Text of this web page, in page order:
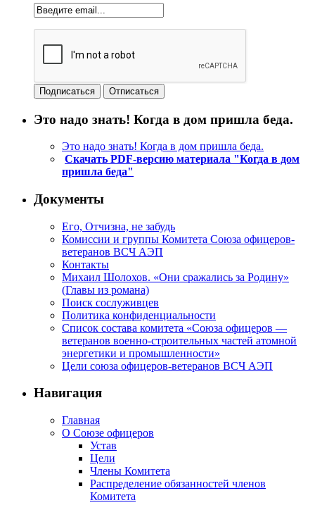
Это надо знать! Когда в дом пришла беда.
Это надо знать! Когда в дом пришла беда.
Скачать PDF-версию материала "Когда в дом
пришла беда"
Документы
Его, Отчизна, не забудь
Комиссии и группы Комитета Союза офицеров-
ветеранов ВСЧ АЭП
Контакты
Михаил Шолохов. «Они сражались за Родину»
(Главы из романа)
Поиск сослуживцев
Политика конфиденциальности
Список состава комитета «Союза офицеров —
ветеранов военно-строительных частей атомной
энергетики и промышленности»
Цели союза офицеров-ветеранов ВСЧ АЭП
Навигация
Главная
О Союзе офицеров
Устав
Цели
Члены Комитета
Распределение обязанностей членов
Комитета